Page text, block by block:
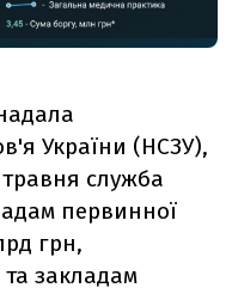
України (НСЗУ),
травня служба
первинної
грн,
та закладам